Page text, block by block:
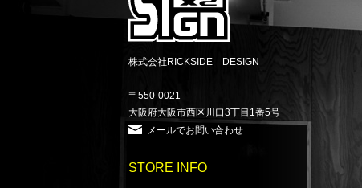
株式会社RICKSIDE DESIGN
〒550-0021
大阪府大阪市西区川口3丁目1番5号
メールでお問い合わせ
STORE INFO